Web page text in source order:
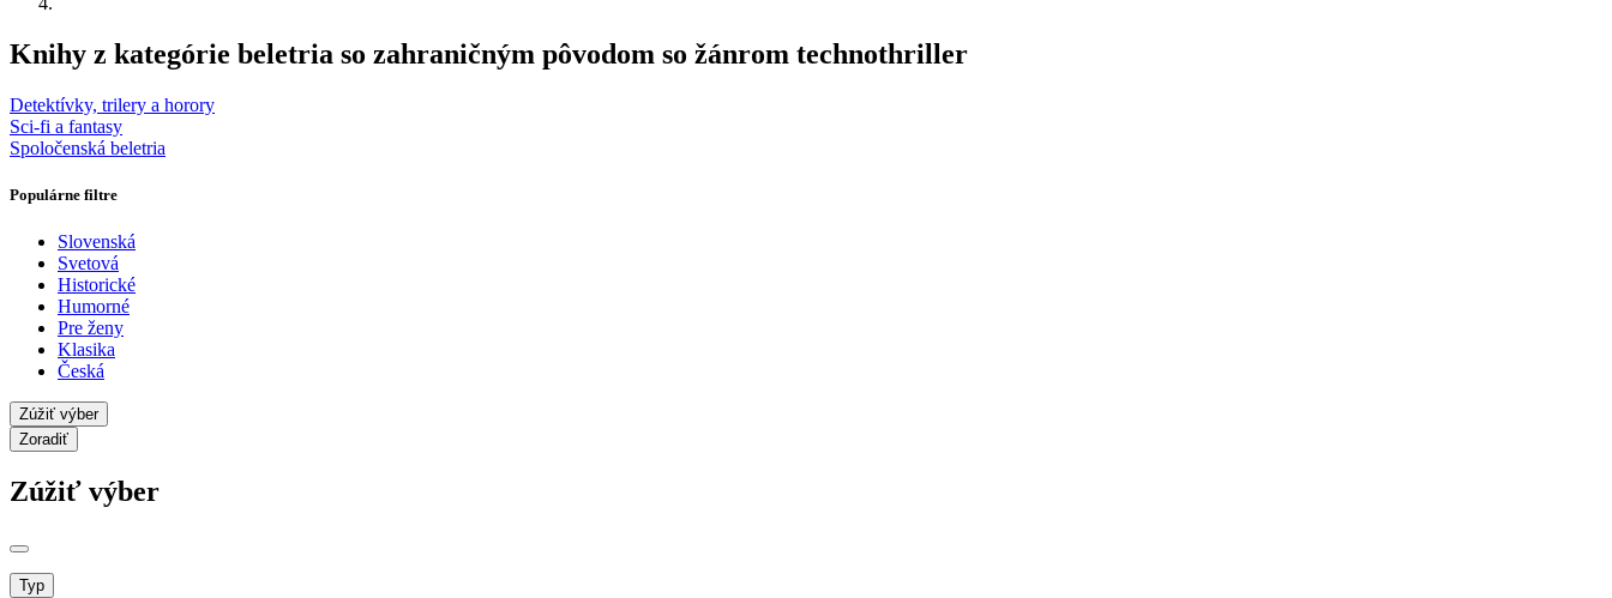
Knihy z kategórie beletria so zahraničným pôvodom so žánrom technothriller
Detektívky, trilery a horory
Sci-fi a fantasy
Spoločenská beletria
Populárne filtre
Slovenská
Svetová
Historické
Humorné
Pre ženy
Klasika
Česká
Zúžiť výber
Zoradiť
Zúžiť výber
Typ